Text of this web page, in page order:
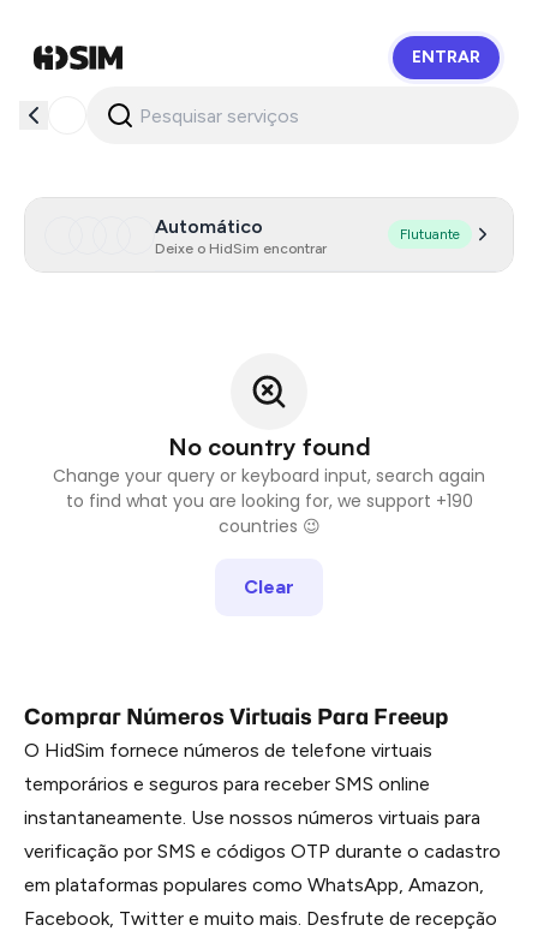
ENTRAR
Automático
Deixe o HidSim encontrar
Flutuante
No country found
Change your query or keyboard input, search again
to find what you are looking for, we support +190
countries 😉
Clear
Comprar Números Virtuais Para Freeup
O HidSim fornece números de telefone virtuais
temporários e seguros para receber SMS online
instantaneamente. Use nossos números virtuais para
verificação por SMS e códigos OTP durante o cadastro
em plataformas populares como WhatsApp, Amazon,
Facebook, Twitter e muito mais. Desfrute de recepção